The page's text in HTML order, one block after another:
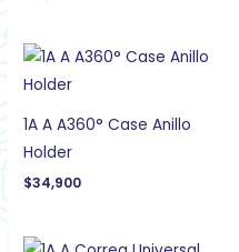
1A A A360° Case Anillo
Holder
$34,900